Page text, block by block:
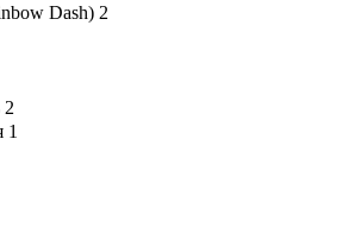
Dash) 2
2
1